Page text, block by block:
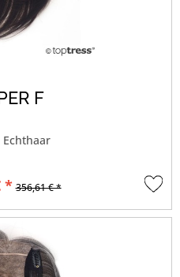
F
* 356,61 € *